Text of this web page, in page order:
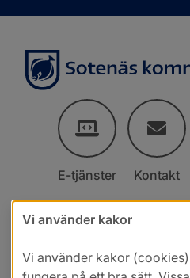
E-tjänster Kontakt
Vi använder kakor
Vi använder kakor